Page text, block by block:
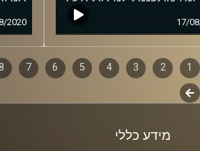
17/
2020
1
2
3
4
5
6
7
לשלב
מידע כללי